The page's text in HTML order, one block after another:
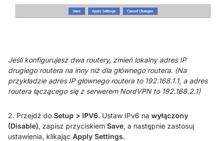
Jeśli konfigurujesz dwa routery, zmień lokalny adres IP
drugiego routera na inny niż dla głównego routera. (Na
przykładzie adres IP głównego routera to 192.168.1.1, a adres
routera łączącego się z serwerem NordVPN to 192.168.2.1)
2. Przejdź do Setup > IPV6. Ustaw IPv6 na wyłączony
(Disable), zapisz przyciskiem Save, a następnie zastosuj
ustawienia, klikając Apply Settings.